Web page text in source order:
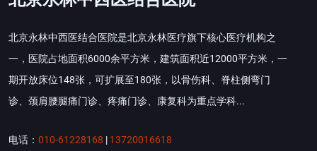
北京永林中西医结合医院是北京永林医疗旗下核心医疗机构之
一，医院占地面积6000余平方米，建筑面积近12000平方米，一
期开放床位148张，可扩展至180张，以骨伤科、脊柱侧弯门
诊、颈肩腰腿痛门诊、疼痛门诊、康复科为重点学科...
电话： 010-61228168 | 13720016618